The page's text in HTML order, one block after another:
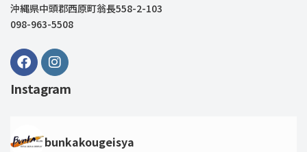
沖縄県中頭郡西原町翁長558-2-103
098-963-5508
Instagram
bunkakougeisya